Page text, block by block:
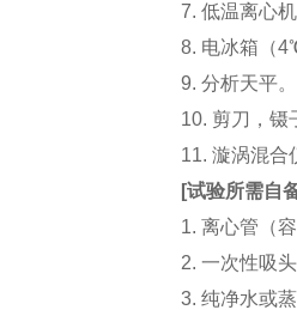
7. 低温离心
8. 电冰箱（
9. 分析天平。
10. 剪刀，镊
11. 漩涡混
[试验所需自
1. 离心管（
2. 一次性吸
3. 纯净水或